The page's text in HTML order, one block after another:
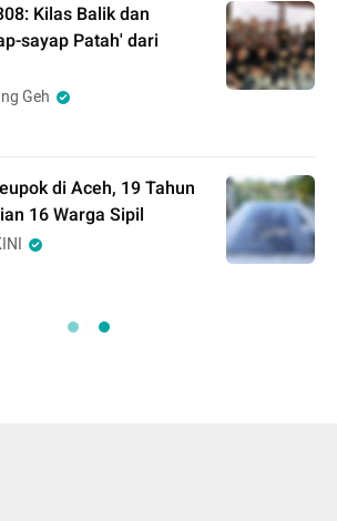
Kilas Balik dan
sayap Patah' dari
Geh
di Aceh, 19 Tahun
16 Warga Sipil